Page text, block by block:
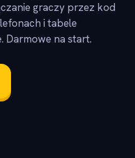
graczy przez kod
i tabele
Darmowe na start.